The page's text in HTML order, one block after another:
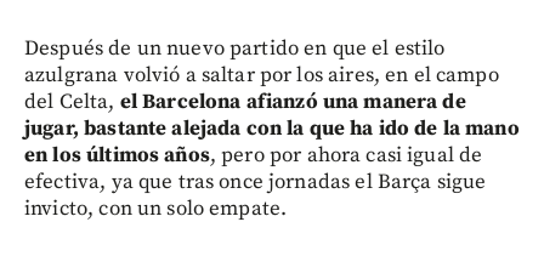
Después de un nuevo partido en que el estilo
azulgrana volvió a saltar por los aires, en el campo
del Celta, el Barcelona afianzó una manera de
jugar, bastante alejada con la que ha ido de la mano
en los últimos años, pero por ahora casi igual de
efectiva, ya que tras once jornadas el Barça sigue
invicto, con un solo empate.